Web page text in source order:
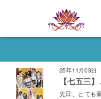
25年11月03日